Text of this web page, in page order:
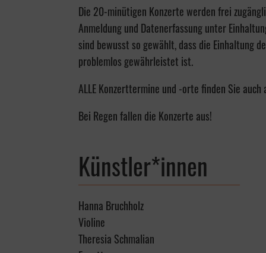
Die 20-minütigen Konzerte werden frei
Anmeldung und Datenerfassung unter
sind bewusst so gewählt, dass die Einhaltung
problemlos gewährleistet ist.
ALLE Konzerttermine und -orte finden Sie
Bei Regen fallen die Konzerte aus!
Künstler*innen
Hanna Bruchholz
Violine
Theresia Schmalian